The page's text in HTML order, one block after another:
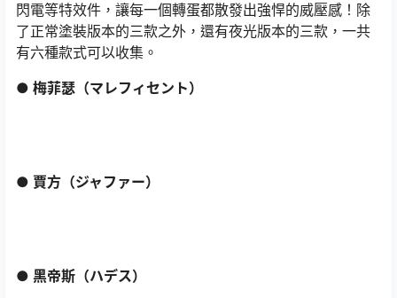
閃電等特效件，讓每一個轉蛋都散發出強悍的威壓感！除
了正常塗裝版本的三款之外，還有夜光版本的三款，一共
有六種款式可以收集。
● 梅菲瑟（マレフィセント）
● 賈方（ジャファー）
● 黑帝斯（ハデス）